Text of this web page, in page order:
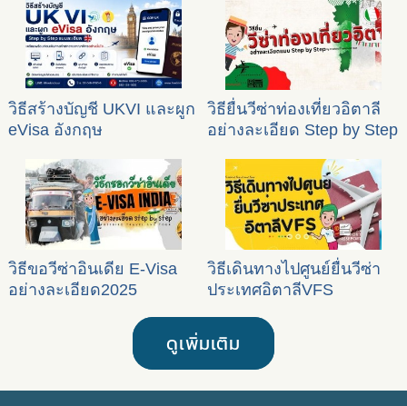
วิธีสร้างบัญชี UKVI และผูก
eVisa อังกฤษ
วิธียื่นวีซ่าท่องเที่ยวอิตาลี
อย่างละเอียด Step by Step
วิธีขอวีซ่าอินเดีย E-Visa
อย่างละเอียด2025
วิธีเดินทางไปศูนย์ยื่นวีซ่า
ประเทศอิตาลีVFS
ดูเพิ่มเติม